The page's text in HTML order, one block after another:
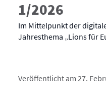
1/2026
Im Mittelpunkt der
Jahresthema „Lions für
Veröffentlicht am 27.